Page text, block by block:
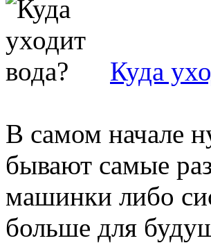
Куда
В самом начале
бывают самые
машинки либо
больше для